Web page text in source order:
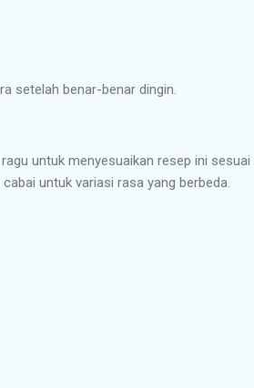
setelah benar-benar dingin.
untuk menyesuaikan resep ini sesuai
untuk variasi rasa yang berbeda.